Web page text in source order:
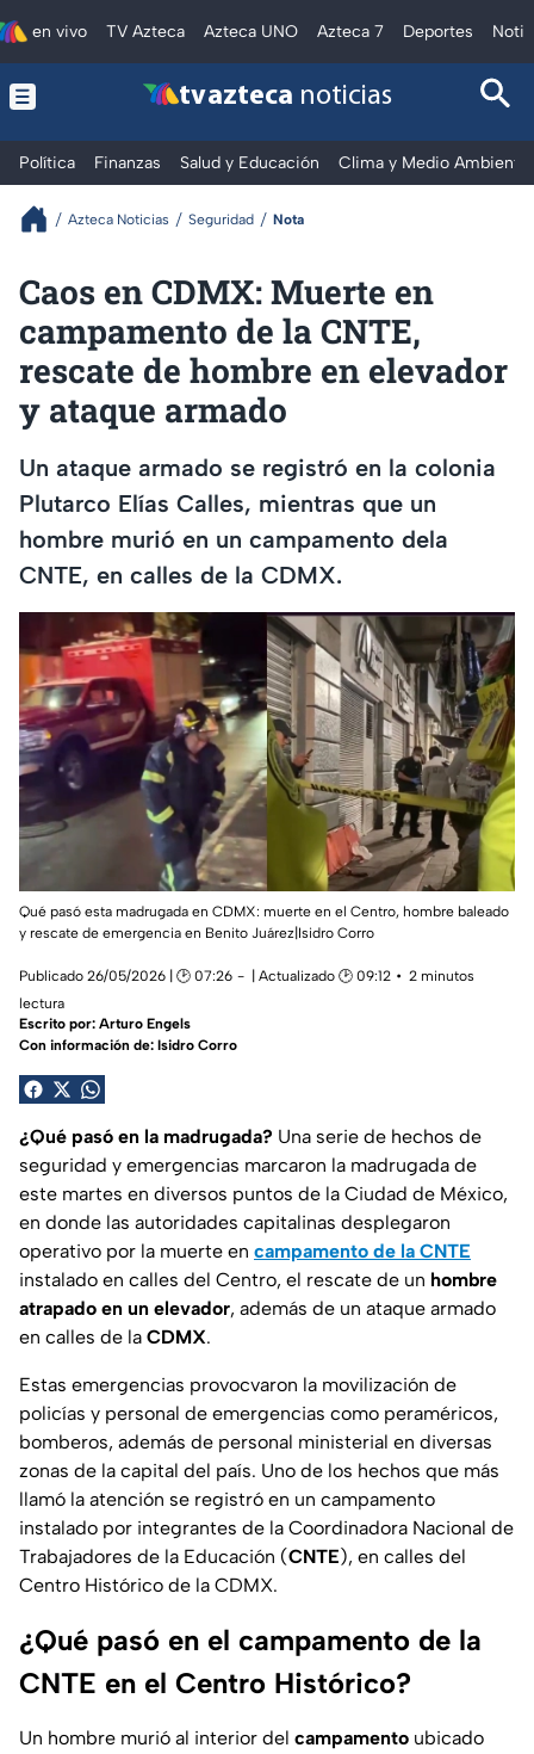
en vivo TV Azteca Azteca UNO Azteca 7 Deportes
tv azteca noticias
Política Finanzas Salud y Educación Clima y Medio Ambiente
Azteca Noticias Seguridad Nota
Caos en CDMX: Muerte en
campamento de la CNTE,
rescate de hombre en elevador
y ataque armado
Un ataque armado se registró en la colonia
Plutarco Elías Calles, mientras que un
hombre murió en un campamento dela
CNTE, en calles de la CDMX.
Qué pasó esta madrugada en CDMX: muerte en el Centro, hombre baleado
y rescate de emergencia en Benito Juárez|Isidro Corro
Publicado 26/05/2026 | 🕑 07:26 | Actualizado 🕑 09:12
2 minutos
lectura
Escrito por: Arturo Engels
Con información de: Isidro Corro
¿Qué pasó en la madrugada? Una serie de hechos de
seguridad y emergencias marcaron la madrugada de
este martes en diversos puntos de la Ciudad de México,
en donde las autoridades capitalinas desplegaron
operativo por la muerte en campamento de la CNTE
instalado en calles del Centro, el rescate de un hombre
atrapado en un elevador, además de un ataque armado
en calles de la CDMX.
Estas emergencias provocvaron la movilización de
policías y personal de emergencias como peraméricos,
bomberos, además de personal ministerial en diversas
zonas de la capital del país. Uno de los hechos que más
llamó la atención se registró en un campamento
instalado por integrantes de la Coordinadora Nacional de
Trabajadores de la Educación (CNTE), en calles del
Centro Histórico de la CDMX.
¿Qué pasó en el campamento de la
CNTE en el Centro Histórico?
Un hombre murió al interior del campamento ubicado